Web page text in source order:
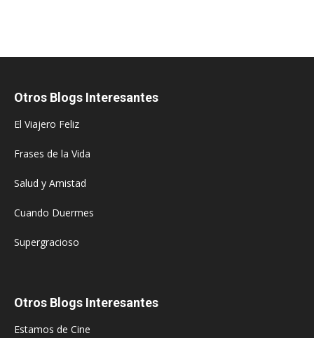
Otros Blogs Interesantes
El Viajero Feliz
Frases de la Vida
Salud y Amistad
Cuando Duermes
Supergracioso
Otros Blogs Interesantes
Estamos de Cine